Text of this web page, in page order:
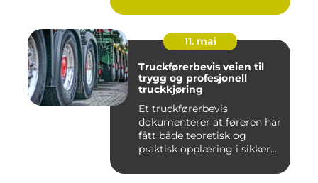
11. mai
Truckførerbevis veien til
trygg og profesjonell
truckkjøring
Et truckførerbevis
dokumenterer at føreren har
fått både teoretisk og
praktisk opplæring i sikker